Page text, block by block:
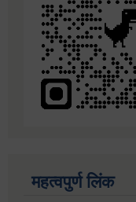
महत्वपुर्ण लिंक